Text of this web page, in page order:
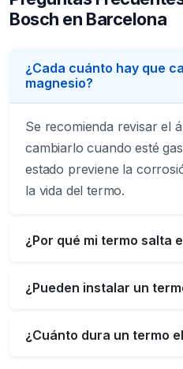
Bosch en Barcelona
¿Cada cuánto hay que
magnesio?
Se recomienda revisar el
cambiarlo cuando esté
estado previene la
la vida del termo.
¿Por qué mi termo salta
¿Pueden instalar un
¿Cuánto dura un termo